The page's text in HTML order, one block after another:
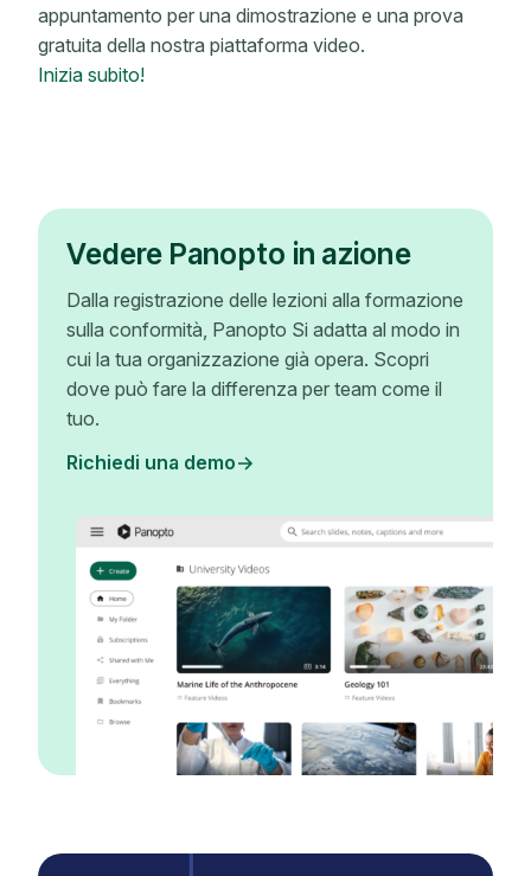
appuntamento per una dimostrazione e una prova
gratuita della nostra piattaforma video.
Inizia subito!
Vedere Panopto in azione
Dalla registrazione delle lezioni alla formazione
sulla conformità, Panopto Si adatta al modo in
cui la tua organizzazione già opera. Scopri
dove può fare la differenza per team come il
tuo.
Richiedi una demo